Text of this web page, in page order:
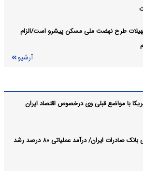
طرح نهضت ملی مسکن پیشرو است/الزام
آرشیو
با مواضع قبلی وی درخصوص اقتصاد ایران
تغییر مثبت در عملکرد مالی بانک صادرات ایران/ درآمد عملیاتی ۸۰ درصد رشد